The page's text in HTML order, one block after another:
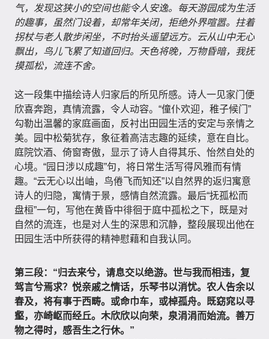
气，发现这狭小的空间也能令人安逸。每天游园成为生活
的趣事，虽然门设着，却常年关闭，拒绝外界喧嚣。拄着
拐杖与老人散步闲坐，不时抬头遥望远方。云从山中无心
飘出，鸟儿飞累了知道回归。天色将晚，万物昏暗，我抚
摸孤松，流连不舍。
这一段集中描绘诗人归家后的所见所感。诗人一见家门便
欣喜奔跑，真情流露，令人动容。“僮仆欢迎，稚子候门”
勾勒出温馨的家庭画面，反衬出田园生活的安定与亲情之
美。园中松菊犹存，象征着高洁志趣的延续，意在自比。
庭院饮酒、倚窗寄傲，显示了诗人自得其乐、怡然自处的
心境。“园日涉以成趣”句，将日常生活写得风雅而有情
趣。“云无心以出岫，鸟倦飞而知还”以自然界的返归寓意
诗人的归隐，寓情于景，感情自然流露。最后“抚孤松而
盘桓”一句，写他在黄昏中徘徊于庭中孤松之下，既是对
自然的流连，也是对人生的深思和沉静，整段展现出他在
田园生活中所获得的精神慰藉和自我认同。
第三段：“归去来兮，请息交以绝游。世与我而相违，复
驾言兮焉求？悦亲戚之情话，乐琴书以消忧。农人告余以
春及，将有事于西畴。或命巾车，或棹孤舟。既窈窕以寻
壑，亦崎岖而经丘。木欣欣以向荣，泉涓涓而始流。善万
物之得时，感吾生之行休。”